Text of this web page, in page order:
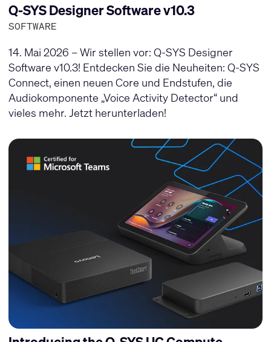
Q-SYS Designer Software v10.3
SOFTWARE
14. Mai 2026 – Wir stellen vor: Q-SYS Designer
Software v10.3! Entdecken Sie die Neuheiten: Q-SYS
Connect, einen neuen Core und Endstufen, die
Audiokomponente „Voice Activity Detector“ und
vieles mehr. Jetzt herunterladen!